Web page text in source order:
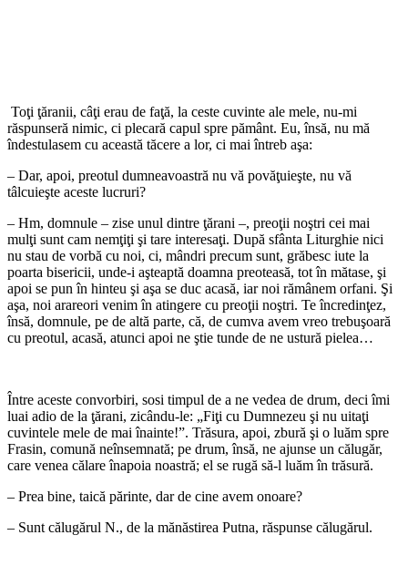
Toţi ţăranii, câţi erau de faţă, la ceste cuvinte ale mele, nu-mi
răspunseră nimic, ci plecară capul spre pământ. Eu, însă, nu mă
îndestulasem cu această tăcere a lor, ci mai întreb aşa:
– Dar, apoi, preotul dumneavoastră nu vă povăţuieşte, nu vă
tâlcuieşte aceste lucruri?
– Hm, domnule – zise unul dintre ţărani –, preoţii noştri cei mai
mulţi sunt cam nemţiţi şi tare interesaţi. După sfânta Liturghie nici
nu stau de vorbă cu noi, ci, mândri precum sunt, grăbesc iute la
poarta bisericii, unde-i aşteaptă doamna preoteasă, tot în mătase, şi
apoi se pun în hinteu şi aşa se duc acasă, iar noi rămânem orfani. Şi
aşa, noi arareori venim în atingere cu preoţii noştri. Te încredinţez,
însă, domnule, pe de altă parte, că, de cumva avem vreo trebuşoară
cu preotul, acasă, atunci apoi ne ştie tunde de ne ustură pielea…
Între aceste convorbiri, sosi timpul de a ne vedea de drum, deci îmi
luai adio de la ţărani, zicându-le: „Fiţi cu Dumnezeu şi nu uitaţi
cuvintele mele de mai înainte!”. Trăsura, apoi, zbură şi o luăm spre
Frasin, comună neînsemnată; pe drum, însă, ne ajunse un călugăr,
care venea călare înapoia noastră; el se rugă să-l luăm în trăsură.
– Prea bine, taică părinte, dar de cine avem onoare?
– Sunt călugărul N., de la mănăstirea Putna, răspunse călugărul.